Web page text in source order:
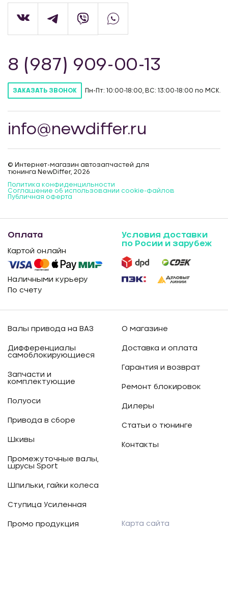
8 (987) 909-00-13
ЗАКАЗАТЬ ЗВОНОК Пн-Пт: 10:00-18:00, ВС: 13:00-18:00 по МСК.
info@newdiffer.ru
© Интернет-магазин автозапчастей для
тюнинга NewDiffer, 2026
Политика конфиденцильности
Соглашение об использовании cookie-файлов
Публичная оферта
Оплата
Картой онлайн
Наличными курьеру
По счету
Условия доставки
по Росии и зарубеж
Валы привода на ВАЗ
Дифференциалы
самоблокирующиеся
Запчасти и
комплектующие
Полуоси
Привода в сборе
Шкивы
Промежуточные валы,
шрусы Sport
Шпильки, гайки колеса
Ступица Усиленная
Промо продукция
О магазине
Доставка и оплата
Гарантия и возврат
Ремонт блокировок
Дилеры
Статьи о тюнинге
Контакты
Карта сайта